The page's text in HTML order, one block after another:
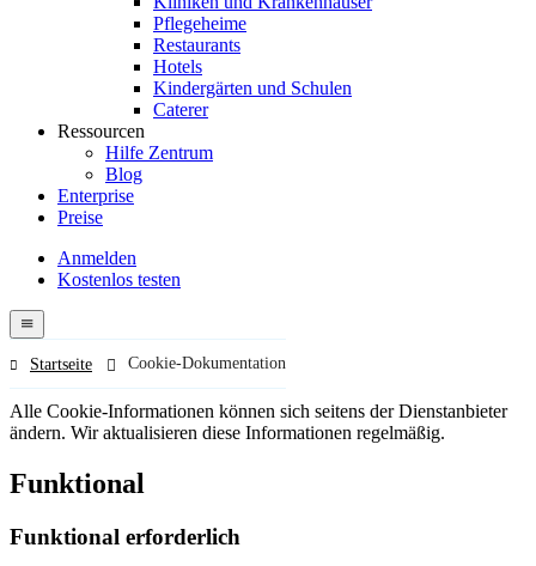
Pflegeheime
Restaurants
Hotels
Kindergärten und Schulen
Caterer
Ressourcen
Hilfe Zentrum
Blog
Enterprise
Preise
Menutech
navigation
Anmelden
Kostenlos testen
menu
Startseite Cookie-Dokumentation
Alle Cookie-Informationen können sich seitens der Dienstanbieter
ändern. Wir aktualisieren diese Informationen regelmäßig.
Funktional
Funktional erforderlich